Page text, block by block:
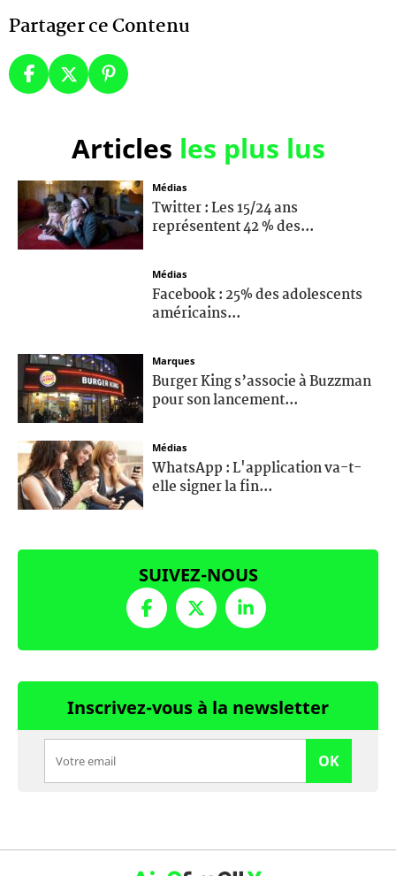
Partager ce Contenu
Articles les plus lus
Médias
Twitter : Les 15/24 ans
représentent 42 % des...
Médias
Facebook : 25% des adolescents
américains...
Marques
Burger King s’associe à Buzzman
pour son lancement...
Médias
WhatsApp : L'application va-t-
elle signer la fin...
SUIVEZ-NOUS
Inscrivez-vous à la newsletter
OK